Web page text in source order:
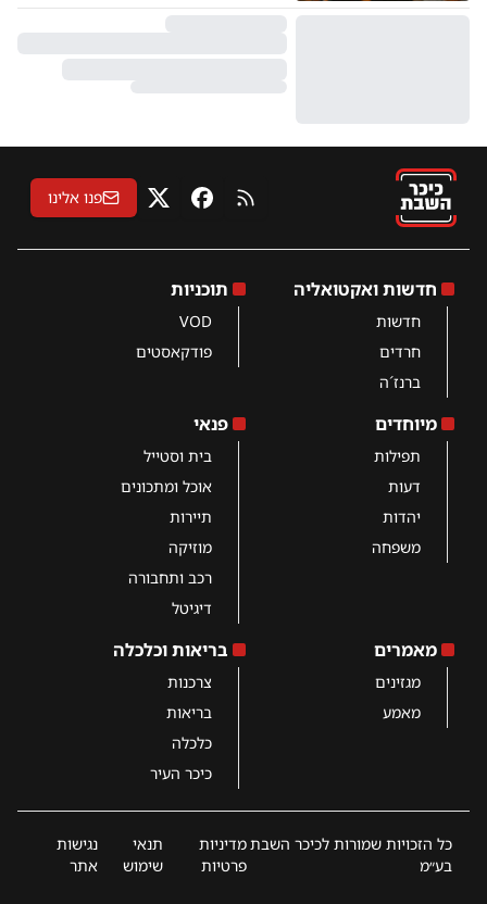
RSS פייסבוקX פנו אלינו
חדשות ואקטואליה
חדשות
חרדים
ברנז´ה
תוכניות
VOD
פודקאסטים
מיוחדים
תפילות
דעות
יהדות
משפחה
פנאי
בית וסטייל
אוכל ומתכונים
תיירות
מוזיקה
רכב ותחבורה
דיגיטל
מאמרים
מגזינים
מאמע
בריאות וכלכלה
צרכנות
בריאות
כלכלה
כיכר העיר
כל הזכויות שמורות לכיכר השבת
בע״מ
מדיניות
פרטיות
תנאי
שימוש
נגישות
אתר